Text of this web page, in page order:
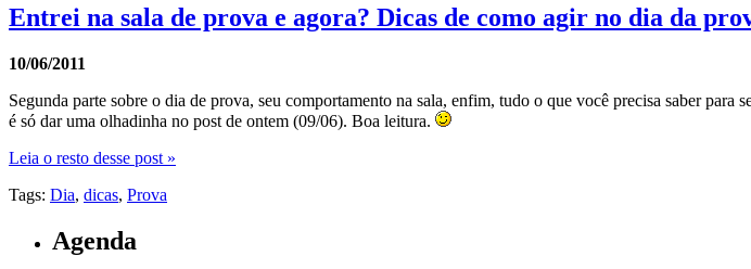
Entrei na sala de prova e agora? Dicas de como agir no dia da
10/06/2011
Segunda parte sobre o dia de prova, seu comportamento na sala, enfim, tudo o que você precisa saber
é só dar uma olhadinha no post de ontem (09/06). Boa leitura.
Leia o resto desse post »
Tags: Dia, dicas, Prova
Agenda